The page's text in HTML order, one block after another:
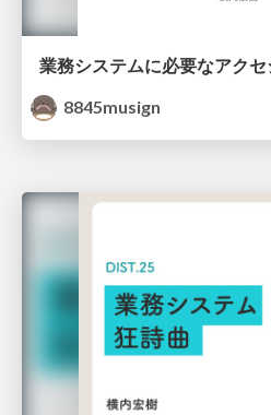
業務システムに必要なアクセ
8845musign